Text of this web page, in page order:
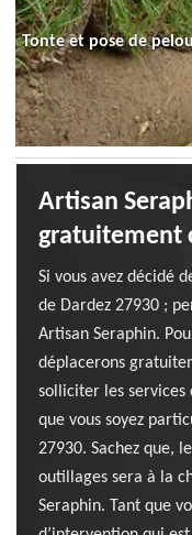
Tonte et pose de
Artisan
gratuitement
Si vous avez décidé
de Dardez 27930 ;
Artisan Seraphin.
déplacerons
solliciter les services
que vous soyez
27930. Sachez que,
outillages sera à la
Seraphin. Tant que